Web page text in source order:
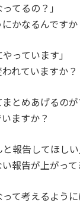
てるの？」
かなるんですか
っています」
れていますか？
とめあげるのが
ますか？
報告してほしい
報告が上がって
て考えるように